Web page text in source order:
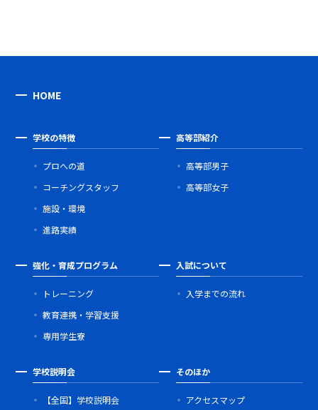
HOME
学校の特徴
プロへの道
コーチングスタッフ
施設・環境
進路実績
高等部紹介
高等部男子
高等部女子
強化・育成プログラム
トレーニング
教育連携・学習支援
専用学生寮
入試について
入学までの流れ
学校説明会
【全国】学校説明会
そのほか
アクセスマップ